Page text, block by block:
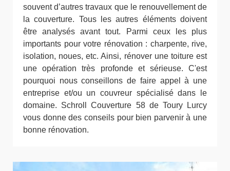
souvent d’autres travaux que le renouvellement de
la couverture. Tous les autres éléments doivent
être analysés avant tout. Parmi ceux les plus
importants pour votre rénovation : charpente, rive,
isolation, noues, etc. Ainsi, rénover une toiture est
une opération très profonde et sérieuse. C'est
pourquoi nous conseillons de faire appel à une
entreprise et/ou un couvreur spécialisé dans le
domaine. Schroll Couverture 58 de Toury Lurcy
vous donne des conseils pour bien parvenir à une
bonne rénovation.